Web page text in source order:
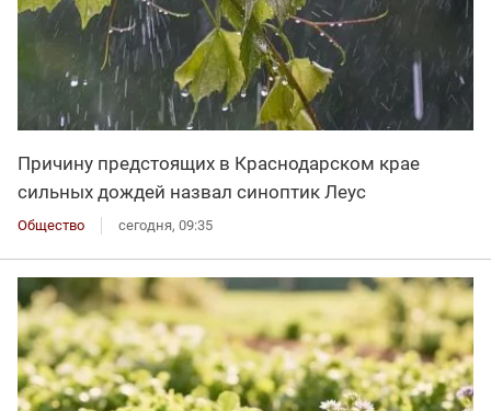
Причину предстоящих в Краснодарском крае
сильных дождей назвал синоптик Леус
Общество сегодня, 09:35